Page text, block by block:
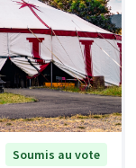
Soumis au vote